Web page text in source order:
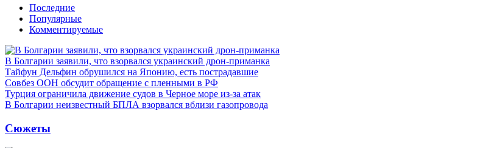
Последние
Популярные
Комментируемые
В Болгарии заявили, что взорвался украинский дрон-приманка
Тайфун Дельфин обрушился на Японию, есть пострадавшие
Совбез ООН обсудит обращение с пленными в РФ
Турция ограничила движение судов в Черное море из-за атак
В Болгарии неизвестный БПЛА взорвался вблизи газопровода
Сюжеты